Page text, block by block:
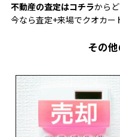
不動産の査定はコチラからど
今なら査定+来場でクオカ
その